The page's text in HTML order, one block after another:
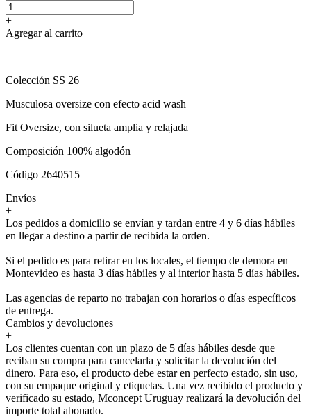
+
Agregar al carrito
Colección SS 26
Musculosa oversize con efecto acid wash
Fit Oversize, con silueta amplia y relajada
Composición 100% algodón
Código 2640515
Envíos
+
Los pedidos a domicilio se envían y tardan entre 4 y 6 días hábiles
en llegar a destino a partir de recibida la orden.
Si el pedido es para retirar en los locales, el tiempo de demora en
Montevideo es hasta 3 días hábiles y al interior hasta 5 días hábiles.
Las agencias de reparto no trabajan con horarios o días específicos
de entrega.
Cambios y devoluciones
+
Los clientes cuentan con un plazo de 5 días hábiles desde que
reciban su compra para cancelarla y solicitar la devolución del
dinero. Para eso, el producto debe estar en perfecto estado, sin uso,
con su empaque original y etiquetas. Una vez recibido el producto y
verificado su estado, Mconcept Uruguay realizará la devolución del
importe total abonado.